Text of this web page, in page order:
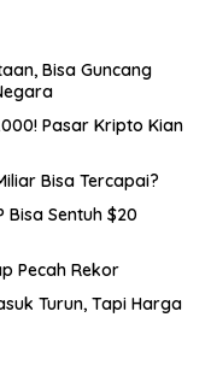
Bisa Guncang
Pasar Kripto Kian
Bisa Tercapai?
Bisa Sentuh $20
Pecah Rekor
Turun, Tapi Harga